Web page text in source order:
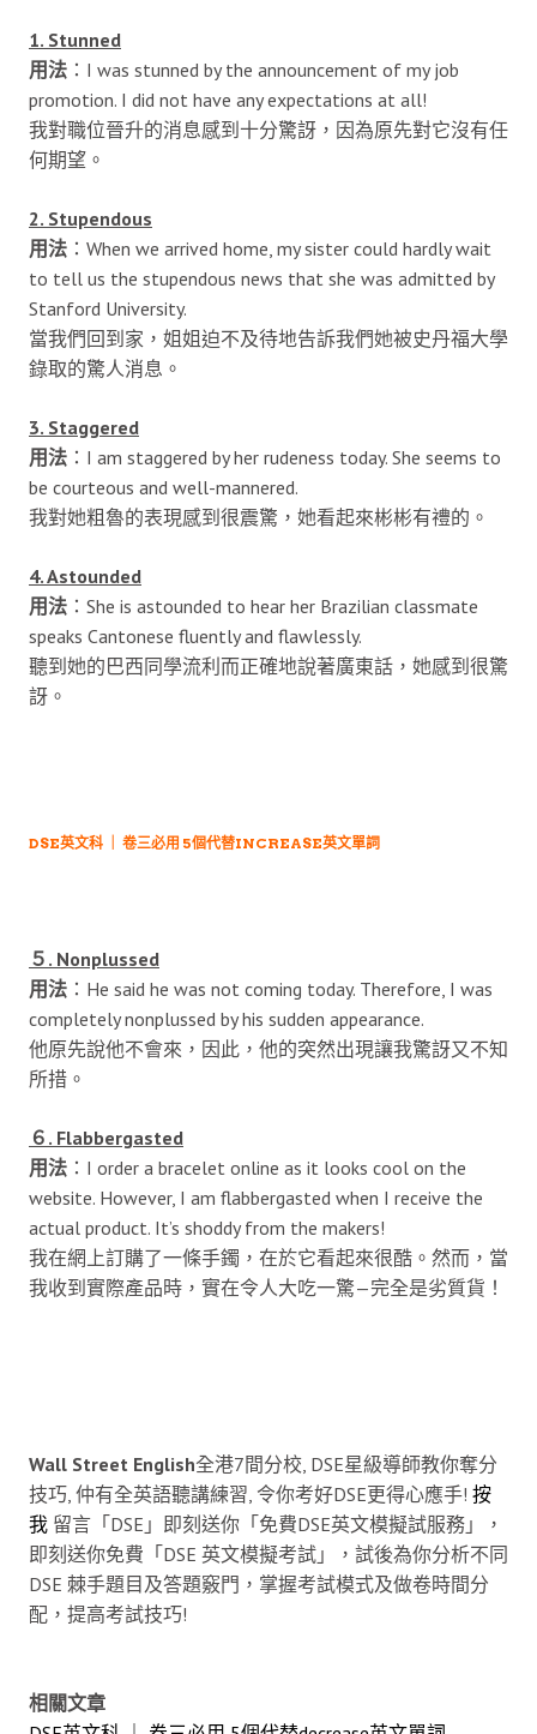
1. Stunned
用法 ：I was stunned by the announcement of my job
promotion. I did not have any expectations at all!
我對職位晉升的消息感到十分驚訝，因為原先對它沒有任
何期望。
2. Stupendous
用法 ：When we arrived home, my sister could hardly wait
to tell us the stupendous news that she was admitted by
Stanford University.
當我們回到家，姐姐迫不及待地告訴我們她被史丹福大學
錄取的驚人消息。
3. Staggered
用法 ：I am staggered by her rudeness today. She seems to
be courteous and well-mannered.
我對她粗魯的表現感到很震驚，她看起來彬彬有禮的。
4. Astounded
用法 ：She is astounded to hear her Brazilian classmate
speaks Cantonese fluently and flawlessly.
聽到她的巴西同學流利而正確地說著廣東話，她感到很驚
訝。
DSE英文科 ｜ 卷三必用 5個代替INCREASE英文單詞
５. Nonplussed
用法 ：He said he was not coming today. Therefore, I was
completely nonplussed by his sudden appearance.
他原先說他不會來，因此，他的突然出現讓我驚訝又不知
所措。
６. Flabbergasted
用法 ：I order a bracelet online as it looks cool on the
website. However, I am flabbergasted when I receive the
actual product. It’s shoddy from the makers!
我在網上訂購了一條手鐲，在於它看起來很酷。然而，當
我收到實際產品時，實在令人大吃一驚—完全是劣質貨！
Wall Street English全港7間分校, DSE星級導師教你奪分
技巧, 仲有全英語聽講練習, 令你考好DSE更得心應手! 按
我 留言「DSE」即刻送你「免費DSE英文模擬試服務」，
即刻送你免費「DSE 英文模擬考試」，試後為你分析不同
DSE 棘手題目及答題竅門，掌握考試模式及做卷時間分
配，提高考試技巧!
相關文章